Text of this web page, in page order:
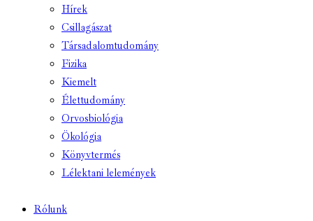
Hírek
Csillagászat
Társadalomtudomány
Fizika
Kiemelt
Élettudomány
Orvosbiológia
Ökológia
Könyvtermés
Lélektani lelemények
Rólunk